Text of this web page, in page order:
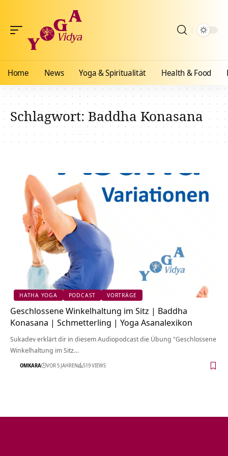
Home News Yoga & Spiritualität Health & Food
Schlagwort:Baddha Konasana
HATHA YOGA PODCAST VORTRÄGE
Geschlossene Winkelhaltung im Sitz | Baddha
Konasana | Schmetterling | Yoga Asanalexikon
Sukadev erklärt dir in diesem Audiopodcast die Übung "Geschlossene
Winkelhaltung im Sitz…
OMKARA VOR 5 JAHREN 519 VIEWS